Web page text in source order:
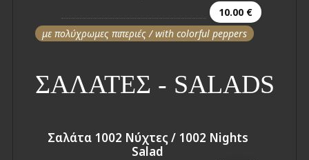
10.00 €
με πολύχρωμες πιπεριές / with colorful peppers
ΣΑΛΑΤΕΣ - SALADS
Σαλάτα 1002 Νύχτες / 1002 Nights
Salad